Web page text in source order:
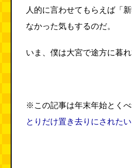
人的に言わせてもらえば「
なかった気もするのだ。
いま、僕は大宮で途方に暮れ
※この記事は年末年始とくべ
とりだけ置き去りにされたい